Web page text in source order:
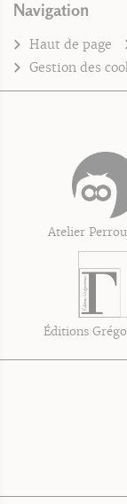
Navigation
Haut de page
Gestion des
Atelier
Éditions